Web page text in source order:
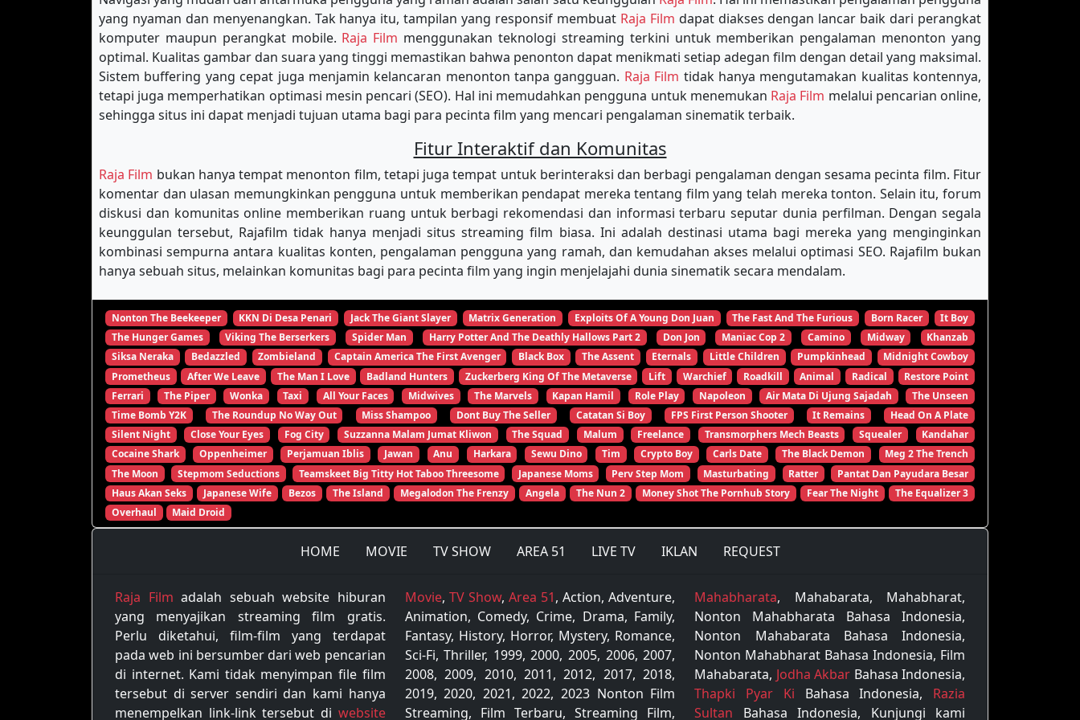
yang nyaman dan menyenangkan. Tak hanya itu, tampilan yang responsif membuat Raja Film dapat diakses dengan lancar baik dari perangkat
komputer maupun perangkat mobile. Raja Film menggunakan teknologi streaming terkini untuk memberikan pengalaman menonton yang
optimal. Kualitas gambar dan suara yang tinggi memastikan bahwa penonton dapat menikmati setiap adegan film dengan detail yang maksimal.
Sistem buffering yang cepat juga menjamin kelancaran menonton tanpa gangguan. Raja Film tidak hanya mengutamakan kualitas kontennya,
tetapi juga memperhatikan optimasi mesin pencari (SEO). Hal ini memudahkan pengguna untuk menemukan Raja Film melalui pencarian online,
sehingga situs ini dapat menjadi tujuan utama bagi para pecinta film yang mencari pengalaman sinematik terbaik.
Fitur Interaktif dan Komunitas
Raja Film bukan hanya tempat menonton film, tetapi juga tempat untuk berinteraksi dan berbagi pengalaman dengan sesama pecinta film. Fitur
komentar dan ulasan memungkinkan pengguna untuk memberikan pendapat mereka tentang film yang telah mereka tonton. Selain itu, forum
diskusi dan komunitas online memberikan ruang untuk berbagi rekomendasi dan informasi terbaru seputar dunia perfilman. Dengan segala
keunggulan tersebut, Rajafilm tidak hanya menjadi situs streaming film biasa. Ini adalah destinasi utama bagi mereka yang menginginkan
kombinasi sempurna antara kualitas konten, pengalaman pengguna yang ramah, dan kemudahan akses melalui optimasi SEO. Rajafilm bukan
hanya sebuah situs, melainkan komunitas bagi para pecinta film yang ingin menjelajahi dunia sinematik secara mendalam.
Nonton The Beekeeper KKN Di Desa Penari Jack The Giant Slayer Matrix Generation Exploits Of A Young Don Juan The Fast And The Furious Born Racer
It Boy
The Hunger Games
Viking The Berserkers Spider Man Harry Potter And The Deathly Hallows Part 2 Don Jon Maniac Cop 2 Camino Midway
Khanzab
Siksa Neraka
Bedazzled Zombieland Captain America The First Avenger Black Box The Assent Eternals Little Children Pumpkinhead
Midnight Cowboy
Prometheus
After We Leave The Man I Love Badland Hunters Zuckerberg King Of The Metaverse Lift Warchief Roadkill Animal Radical
Restore Point
Ferrari
The Piper Wonka Taxi All Your Faces Midwives The Marvels Kapan Hamil Role Play Napoleon Air Mata Di Ujung Sajadah
The Unseen
Time Bomb Y2K
The Roundup No Way Out Miss Shampoo Dont Buy The Seller Catatan Si Boy FPS First Person Shooter It Remains
Head On A Plate
Silent Night
Close Your Eyes Fog City Suzzanna Malam Jumat Kliwon The Squad Malum Freelance Transmorphers Mech Beasts Squealer
Kandahar
Cocaine Shark
Oppenheimer Perjamuan Iblis Jawan Anu Harkara Sewu Dino Tim Crypto Boy Carls Date The Black Demon
Meg 2 The Trench
The Moon
Stepmom Seductions Teamskeet Big Titty Hot Taboo Threesome Japanese Moms Perv Step Mom Masturbating Ratter
Pantat Dan Payudara Besar
Haus Akan Seks
Japanese Wife Bezos The Island Megalodon The Frenzy Angela The Nun 2 Money Shot The Pornhub Story Fear The Night
The Equalizer 3
Overhaul
Maid Droid
HOME MOVIE TV SHOW AREA 51 LIVE TV IKLAN REQUEST
Raja Film adalah sebuah website hiburan
yang menyajikan streaming film gratis.
Perlu diketahui, film-film yang terdapat
pada web ini bersumber dari web pencarian
di internet. Kami tidak menyimpan file film
tersebut di server sendiri dan kami hanya
menempelkan link-link tersebut di website
Movie, TV Show, Area 51, Action, Adventure,
Animation, Comedy, Crime, Drama, Family,
Fantasy, History, Horror, Mystery, Romance,
Sci-Fi, Thriller, 1999, 2000, 2005, 2006, 2007,
2008, 2009, 2010, 2011, 2012, 2017, 2018,
2019, 2020, 2021, 2022, 2023 Nonton Film
Streaming, Film Terbaru, Streaming Film,
Mahabharata, Mahabarata, Mahabharat,
Nonton Mahabharata Bahasa Indonesia,
Nonton Mahabarata Bahasa Indonesia,
Nonton Mahabharat Bahasa Indonesia, Film
Mahabarata, Jodha Akbar Bahasa Indonesia,
Thapki Pyar Ki Bahasa Indonesia, Razia
Sultan Bahasa Indonesia, Kunjungi kami